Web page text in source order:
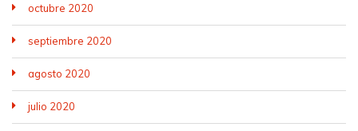
octubre 2020
septiembre 2020
agosto 2020
julio 2020